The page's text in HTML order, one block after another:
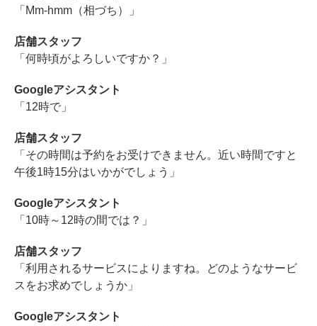
「Mm-hmm（相づち）」
店舗スタッフ
「何時頃がよろしいですか？」
Googleアシスタント
「12時で」
店舗スタッフ
「その時間は予約をお受けできません。近い時間ですと
午後1時15分はいかがでしょう」
Googleアシスタント
「10時～12時の間では？」
店舗スタッフ
「利用されるサービスによりますね。どのようなサービ
スをお求めでしょうか」
Googleアシスタント